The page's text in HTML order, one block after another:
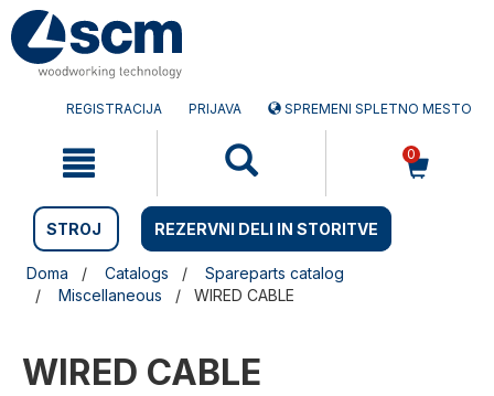
Preskočite
na
vsebino
Preskočite
na
navigacijski
REGISTRACIJA PRIJAVA SPREMENI SPLETNO MESTO
0
STROJ REZERVNI DELI IN STORITVE
Doma Catalogs
Spareparts catalog
Miscellaneous
WIRED CABLE
WIRED CABLE